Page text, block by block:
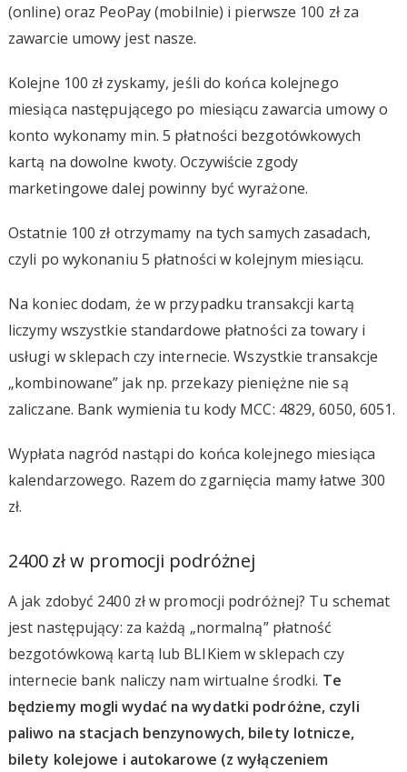
(online) oraz PeoPay (mobilnie) i pierwsze 100 zł za
zawarcie umowy jest nasze.
Kolejne 100 zł zyskamy, jeśli do końca kolejnego
miesiąca następującego po miesiącu zawarcia umowy o
konto wykonamy min. 5 płatności bezgotówkowych
kartą na dowolne kwoty. Oczywiście zgody
marketingowe dalej powinny być wyrażone.
Ostatnie 100 zł otrzymamy na tych samych zasadach,
czyli po wykonaniu 5 płatności w kolejnym miesiącu.
Na koniec dodam, że w przypadku transakcji kartą
liczymy wszystkie standardowe płatności za towary i
usługi w sklepach czy internecie. Wszystkie transakcje
„kombinowane” jak np. przekazy pieniężne nie są
zaliczane. Bank wymienia tu kody MCC: 4829, 6050, 6051.
Wypłata nagród nastąpi do końca kolejnego miesiąca
kalendarzowego. Razem do zgarnięcia mamy łatwe 300
zł.
2400 zł w promocji podróżnej
A jak zdobyć 2400 zł w promocji podróżnej? Tu schemat
jest następujący: za każdą „normalną” płatność
bezgotówkową kartą lub BLIKiem w sklepach czy
internecie bank naliczy nam wirtualne środki. Te
będziemy mogli wydać na wydatki podróżne, czyli
paliwo na stacjach benzynowych, bilety lotnicze,
bilety kolejowe i autokarowe (z wyłączeniem